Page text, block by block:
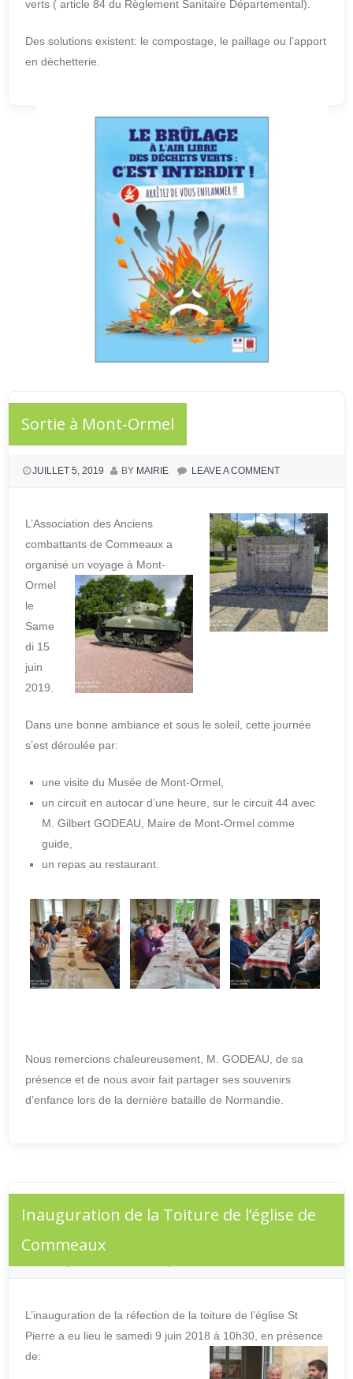
verts ( article 84 du Règlement Sanitaire Départemental).
Des solutions existent: le compostage, le paillage ou l’apport
en déchetterie.
Sortie à Mont-Ormel
JUILLET 5, 2019 BY MAIRIE LEAVE A COMMENT
L’Association des Anciens
combattants de Commeaux a
organisé un voyage à Mont-
Ormel
le
Same
di 15
juin
2019.
Dans une bonne ambiance et sous le soleil, cette journée
s’est déroulée par:
une visite du Musée de Mont-Ormel,
un circuit en autocar d’une heure, sur le circuit 44 avec
M. Gilbert GODEAU, Maire de Mont-Ormel comme
guide,
un repas au restaurant.
Nous remercions chaleureusement, M. GODEAU, de sa
présence et de nous avoir fait partager ses souvenirs
d’enfance lors de la dernière bataille de Normandie.
Inauguration de la Toiture de l’église de
Commeaux
L’inauguration de la réfection de la toiture de l’église St
Pierre a eu lieu le samedi 9 juin 2018 à 10h30, en présence
de: